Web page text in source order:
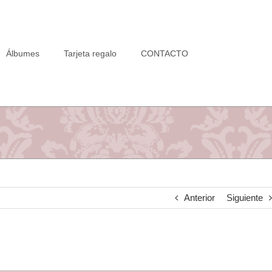
Álbumes Tarjeta regalo CONTACTO
Anterior Siguiente